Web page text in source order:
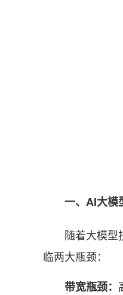
一、AI大模
随着大模型技
临两大瓶颈：
带宽瓶颈：